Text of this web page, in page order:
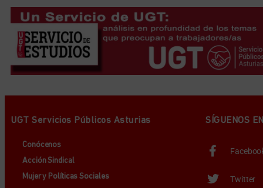
UGT Servicios Públicos Asturias
Conócenos
Acción Sindical
Mujer y Políticas Sociales
SÍGUENOS
Twitter